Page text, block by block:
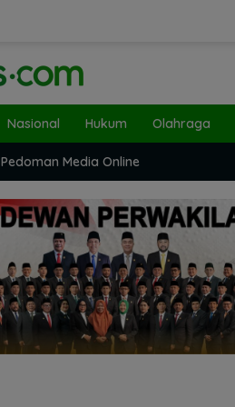
Nasional Hukum Olahraga
Pedoman Media Online